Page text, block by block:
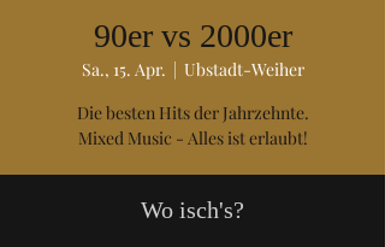
90er vs 2000er
Sa., 15. Apr.
  |
Ubstadt-Weiher
Die besten Hits der Jahrzehnte.
Mixed Music - Alles ist erlaubt!
Wo isch's?